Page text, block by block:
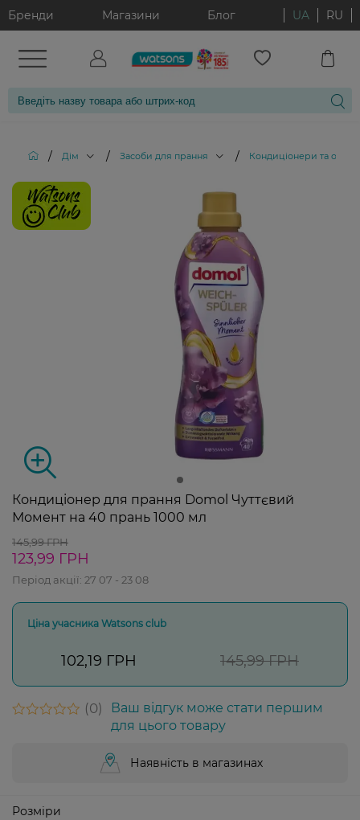
Бренди Магазини Блог UA RU
/ Дім / Засоби для прання / Кондиціонери та
Кондиціонер для прання Domol Чуттєвий
Момент на 40 прань 1000 мл
145,99 ГРН
123,99 ГРН
Період акції: 27 07 - 23 08
Ціна учасника Watsons club
102,19 ГРН 145,99 ГРН
0
Ваш відгук може стати першим
для цього товару
Наявність в магазинах
Розміри